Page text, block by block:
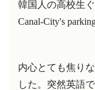
韓国人の高校生
Canal-City's
内心とても焦り
した。突然英語